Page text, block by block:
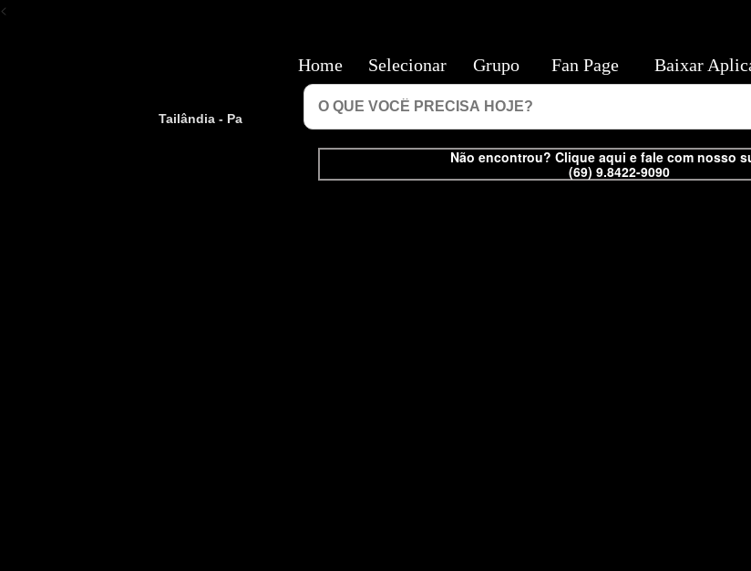
<
Tailândia - Pa
Não encontrou? Clique aqui e fale com nosso
(69) 9.8422-9090
Home Selecionar Grupo Fan Page Baixar